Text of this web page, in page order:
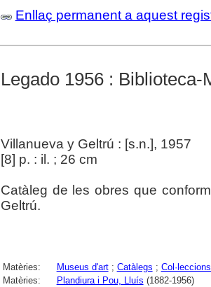
Enllaç permanent a aquest
Legado 1956 : Biblioteca-
Villanueva y Geltrú : [s.n.], 1957
[8] p. : il. ; 26 cm
Catàleg de les obres que
Geltrú.
Matèries: Museus d'art; Catàlegs ;
Matèries:
Plandiura i Pou, Lluís (1882-1956)